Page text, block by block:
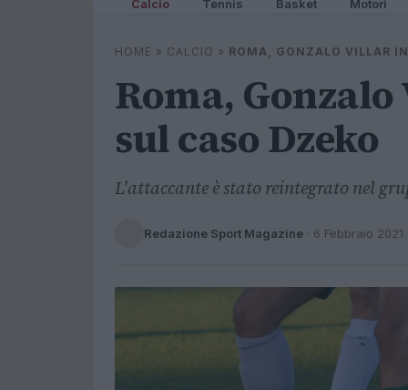
Calcio Tennis Basket Motori
HOME » CALCIO » ROMA, GONZALO VILLAR
Roma,
sul caso Dzeko
L'attaccante è stato reintegrato nel
Redazione Sport Magazine · 6 Febbraio 2021